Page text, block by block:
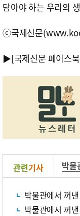
담아야 하는 우리의
ⓒ국제신문
▶[국제신문 페이스
관련기사 박물
박물관에서 꺼
박물관에서 꺼